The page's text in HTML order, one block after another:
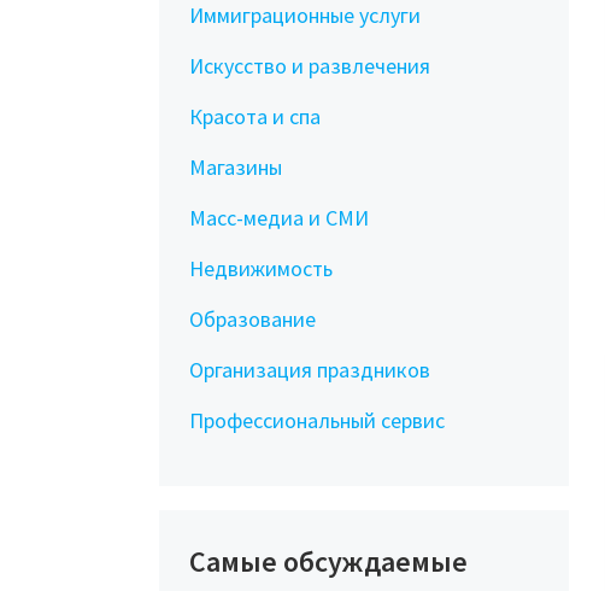
Иммиграционные услуги
Искусство и развлечения
Красота и спа
Магазины
Масс-медиа и СМИ
Недвижимость
Образование
Организация праздников
Профессиональный сервис
Самые обсуждаемые